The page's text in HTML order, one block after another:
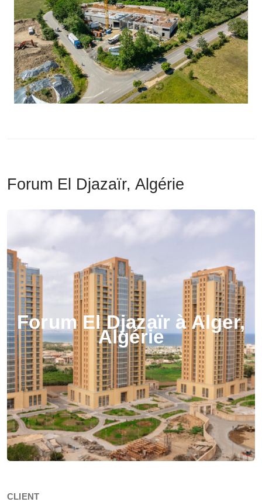
Forum El Djazaïr, Algérie
Forum El Djazaïr à Alger,
Algérie
CLIENT